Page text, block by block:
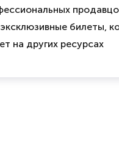
билеты,
на других ресурсах